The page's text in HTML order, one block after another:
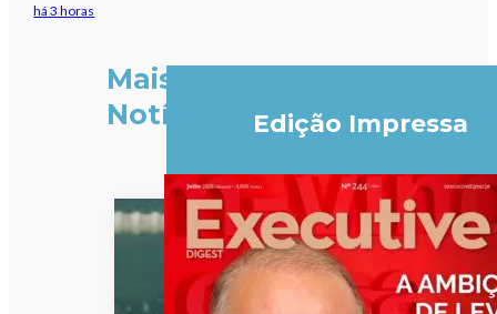
há 3 horas
Mais
Notícias
Edição Impressa